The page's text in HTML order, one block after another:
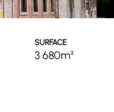
SURFACE
3 680m²